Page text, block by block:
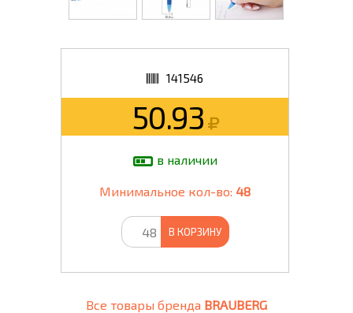
141546
50.93
в наличии
Минимальное кол-во: 48
В КОРЗИНУ
Все товары бренда BRAUBERG